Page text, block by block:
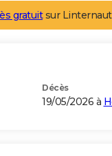
gratuitsur
Décès
19/05/2026 à